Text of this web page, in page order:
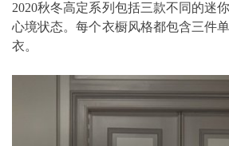
2020秋冬高定系列包括三款不同的迷
心境状态。每个衣橱风格都包含三件
衣。